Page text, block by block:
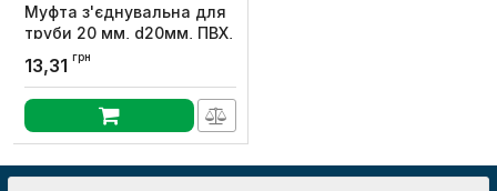
Муфта з'єднувальна для
труби 20 мм, d20мм, ПВХ,
t застосування -25+60 °с,
чорна, KOPOS
Артикул:0220_FB
13,31 грн